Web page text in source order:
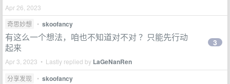
Apr 26, 2023
奇思妙想
• skoofancy
有这么一个想法，咱也不知道对不对 ？只能先行动
起来
Apr 3, 2023 • Lastly replied by LaGeNanRen
3
分享发现 • skoofancy